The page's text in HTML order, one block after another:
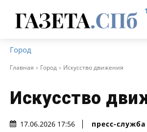
Город
Главная Город Искусство движения
Искусство
17.06.2026 17:56 пресс-служба